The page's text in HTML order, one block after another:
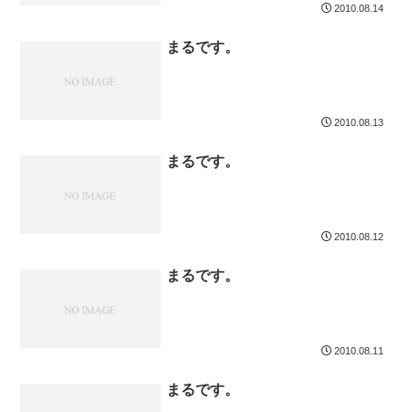
2010.08.14
まるです。
2010.08.13
まるです。
2010.08.12
まるです。
2010.08.11
まるです。